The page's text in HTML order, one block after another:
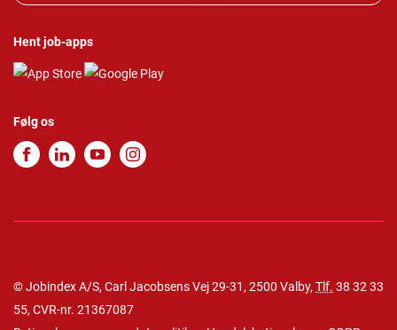
Hent job-apps
Følg os
© Jobindex A/S, Carl Jacobsens Vej 29-31, 2500 Valby, Tlf. 38 32 33
55, CVR-nr. 21367087